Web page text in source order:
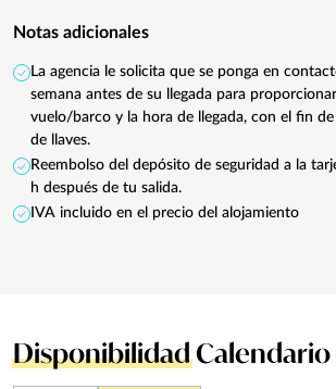
Notas adicionales
La agencia le solicita que se ponga en
semana antes de su llegada para
vuelo/barco y la hora de llegada, con el fin
de llaves.
Reembolso del depósito de seguridad a la
h después de tu salida.
IVA incluido en el precio del alojamiento
DisponibilidadCalendario